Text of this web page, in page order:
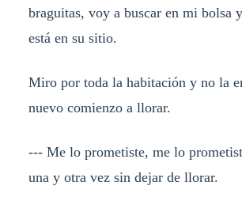
braguitas, voy a buscar en mi bolsa
está en su sitio.
Miro por toda la habitación y no la
nuevo comienzo a llorar.
--- Me lo prometiste, me lo
una y otra vez sin dejar de llorar.